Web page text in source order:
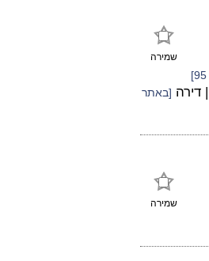
שמירה
| דירה [באתר
שמירה